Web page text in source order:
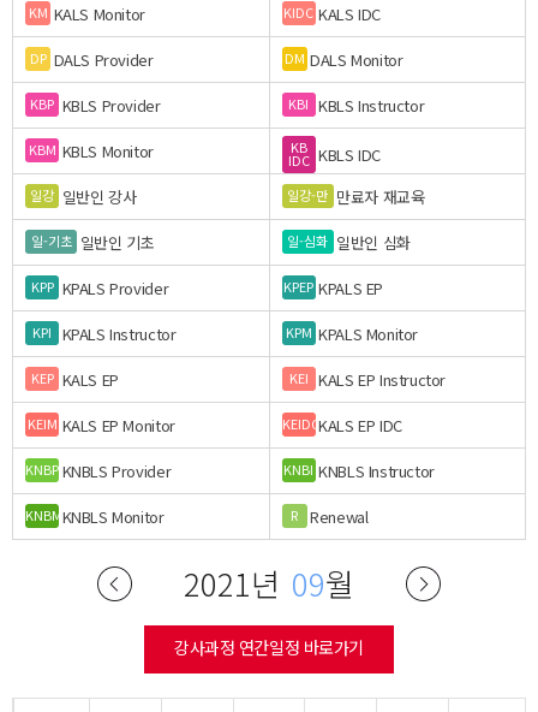
KM KALS Monitor KIDC KALS IDC
DP DALS Provider DM DALS Monitor
KBP KBLS Provider KBI KBLS Instructor
KBM KBLS Monitor KB
IDC KBLS IDC
일강 일반인 강사 일강-만 만료자 재교육
일-기초 일반인 기초 일-심화 일반인 심화
KPP KPALS Provider KPEP KPALS EP
KPI KPALS Instructor KPM KPALS Monitor
KEP KALS EP KEI KALS EP Instructor
KEIM KALS EP Monitor KEIDCKALS EP IDC
KNBPKNBLS Provider KNBI KNBLS Instructor
KNBMKNBLS Monitor R Renewal
2021년 09월
강사과정 연간일정 바로가기